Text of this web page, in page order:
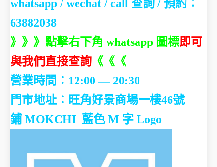
whatsapp / wechat / call 查詢 / 預約：
63882038
》》》點擊右下角 whatsapp 圖標即可
與我們直接查詢 《《《
營業時間：12:00 — 20:30
門市地址： 旺角好景商場一樓46號
鋪 MOKCHI 藍色 M 字 Logo